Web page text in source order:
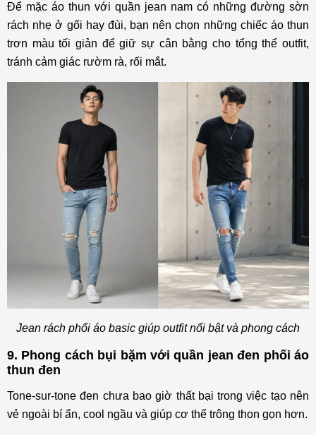
Để mặc áo thun với quần jean nam có những đường sờn
rách nhẹ ở gối hay đùi, bạn nên chọn những chiếc áo thun
trơn màu tối giản để giữ sự cân bằng cho tổng thể outfit,
tránh cảm giác rườm rà, rối mắt.
Jean rách phối áo basic giúp outfit nổi bật và phong cách
9. Phong cách bụi bặm với quần jean đen phối áo
thun đen
Tone-sur-tone đen chưa bao giờ thất bại trong việc tạo nên
vẻ ngoài bí ẩn, cool ngầu và giúp cơ thể trông thon gọn hơn.